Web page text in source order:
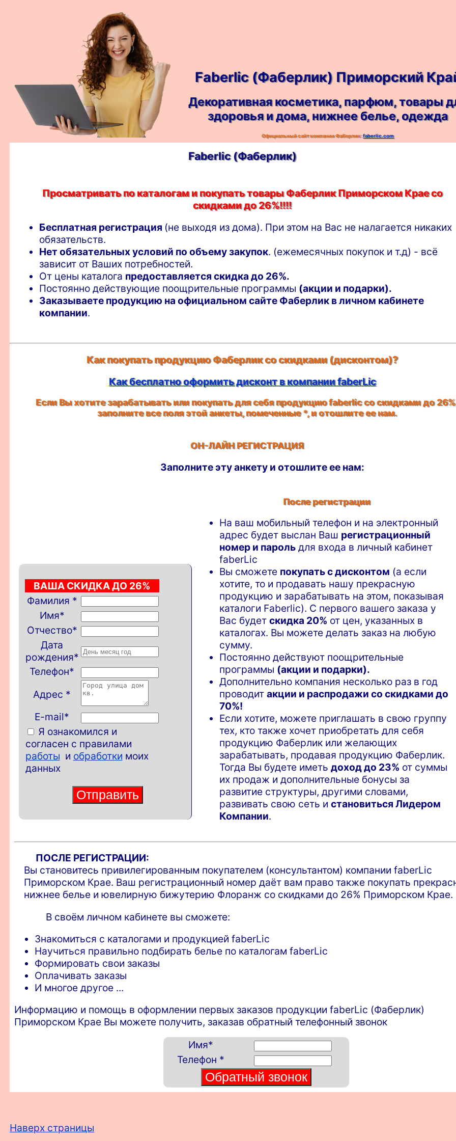
Faberlic (Фаберлик) Приморский
Декоративная косметика, парфюм, товары
здоровья и дома, нижнее белье, одежда
Официальный сайт компании Фаберлик:faberlic.com
Faberlic (Фаберлик)
Просматривать по каталогам и покупать товары Фаберлик Приморском Крае со
скидками до 26%!!!!
Бесплатная регистрация (не выходя из дома). При этом на Вас не налагается никаких
обязательств.
Нет обязательных условий по объему закупок. (ежемесячных покупок и т.д) - всё
зависит от Ваших потребностей.
От цены каталога предоставляется скидка до 26%.
Постоянно действующие поощрительные программы (акции и подарки).
Заказываете продукцию на официальном сайте Фаберлик в личном кабинете
компании.
Как покупать продукцию Фаберлик со скидками (дисконтом)?
Как бесплатно оформить дисконт в компании faberLic
Если Вы хотите зарабатывать или покупать для себя продукцию faberlic со скидками до
заполните все поля этой анкеты, помеченные*, и отошлите ее нам.
ОН-ЛАЙН РЕГИСТРАЦИЯ
Заполните эту анкету и отошлите ее нам:
ВАША СКИДКА ДО 26%
Фамилия *
Имя*
Отчество*
Дата
рождения*
Телефон*
Адрес *
E-mail*
Я ознакомился и
согласен с правилами
работы и обработки моих
данных
После регистрации
На ваш мобильный телефон и на электронный
адрес будет выслан Ваш регистрационный
номер и парольдля входа в личный кабинет
faberLic
Вы сможете покупать с дисконтом (а если
хотите, то и продавать нашу прекрасную
продукцию и зарабатывать на этом, показывая
каталоги Faberlic). С первого вашего заказа у
Вас будет скидка 20% от цен, указанных в
каталогах. Вы можете делать заказ на любую
сумму.
Постоянно действуют поощрительные
программы (акции и подарки).
Дополнительно компания несколько раз в год
проводит акции и распродажи со скидками до
70%!
Если хотите, можете приглашать в свою группу
тех, кто также хочет приобретать для себя
продукцию Фаберлик или желающих
зарабатывать, продавая продукцию Фаберлик.
Тогда Вы будете иметь доход до 23% от суммы
их продаж и дополнительные бонусы за
развитие структуры, другими словами,
развивать свою сеть и становиться Лидером
Компании.
ПОСЛЕ РЕГИСТРАЦИИ:
Вы становитесь привилегированным покупателем (консультантом) компании faberLic
Приморском Крае. Ваш регистрационный номер даёт вам право также покупать
нижнее белье и ювелирную бижутерию Флоранж со скидками до 26% Приморском Крае.
В своём личном кабинете вы сможете:
Знакомиться с каталогами и продукцией faberLic
Научиться правильно подбирать белье по каталогам faberLic
Формировать свои заказы
Оплачивать заказы
И многое другое ...
Информацию и помощь в оформлении первых заказов продукции faberLic (Фаберлик)
Приморском Крае Вы можете получить, заказав обратный телефонный звонок
Имя*
Телефон *
Наверх страницы